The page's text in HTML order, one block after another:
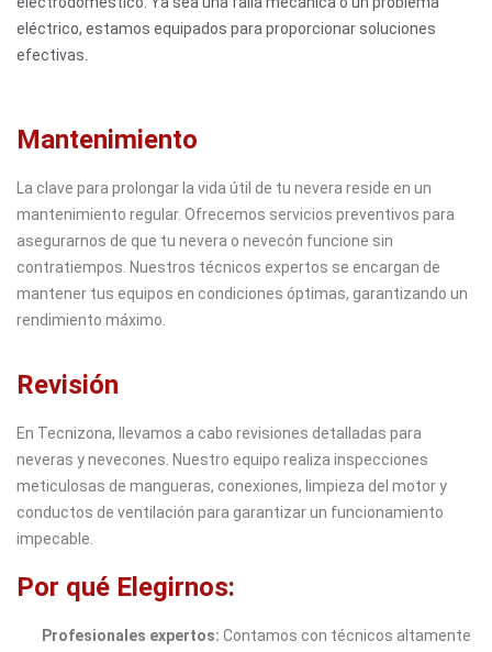
eléctrico, estamos equipados para proporcionar soluciones
efectivas.
Mantenimiento
La clave para prolongar la vida útil de tu nevera reside en un
mantenimiento regular. Ofrecemos servicios preventivos para
asegurarnos de que tu nevera o nevecón funcione sin
contratiempos. Nuestros técnicos expertos se encargan de
mantener tus equipos en condiciones óptimas, garantizando un
rendimiento máximo.
Revisión
En Tecnizona, llevamos a cabo revisiones detalladas para
neveras y nevecones. Nuestro equipo realiza inspecciones
meticulosas de mangueras, conexiones, limpieza del motor y
conductos de ventilación para garantizar un funcionamiento
impecable.
Por qué Elegirnos:
Profesionales expertos: Contamos con técnicos altamente